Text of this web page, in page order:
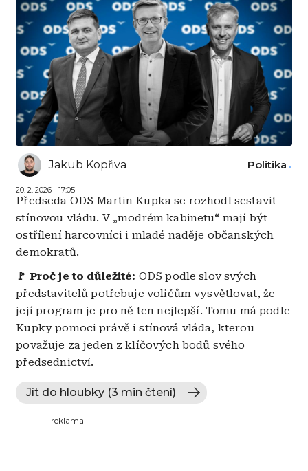
Jakub Kopřiva
20. 2. 2026 - 17:05
Politika
Předseda ODS Martin Kupka se rozhodl sestavit
stínovou vládu. V „modrém kabinetu“ mají být
ostřílení harcovníci i mladé naděje občanských
demokratů.
🚩 Proč je to důležité: ODS podle slov svých
představitelů potřebuje voličům vysvětlovat, že
její program je pro ně ten nejlepší. Tomu má podle
Kupky pomoci právě i stínová vláda, kterou
považuje za jeden z klíčových bodů svého
předsednictví.
Jít do hloubky (3 min čtení)
reklama